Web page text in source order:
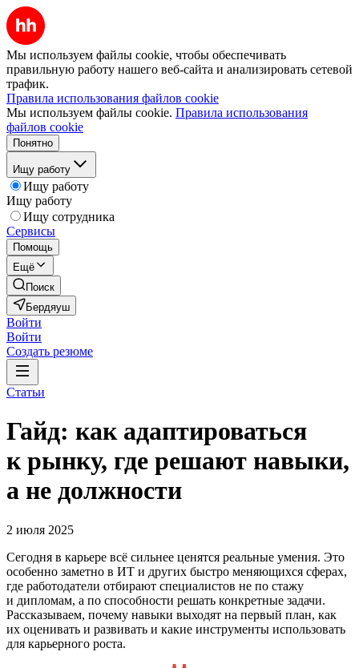
Мы используем файлы cookie, чтобы обеспечивать
правильную работу нашего веб-сайта и анализировать сетевой
трафик.
Правила использования файлов cookie
Мы используем файлы cookie. Правила использования
файлов cookie
Понятно
Ищу работу
Ищу работу
Ищу работу
Ищу сотрудника
Сервисы
Помощь
Ещё
Поиск
Бердяуш
Войти
Войти
Создать резюме
Статьи
Гайд: как адаптироваться
к рынку, где решают навыки,
а не должности
2 июля 2025
Сегодня в карьере всё сильнее ценятся реальные умения. Это
особенно заметно в ИТ и других быстро меняющихся сферах,
где работодатели отбирают специалистов не по стажу
и дипломам, а по способности решать конкретные задачи.
Рассказываем, почему навыки выходят на первый план, как
их оценивать и развивать и какие инструменты использовать
для карьерного роста.